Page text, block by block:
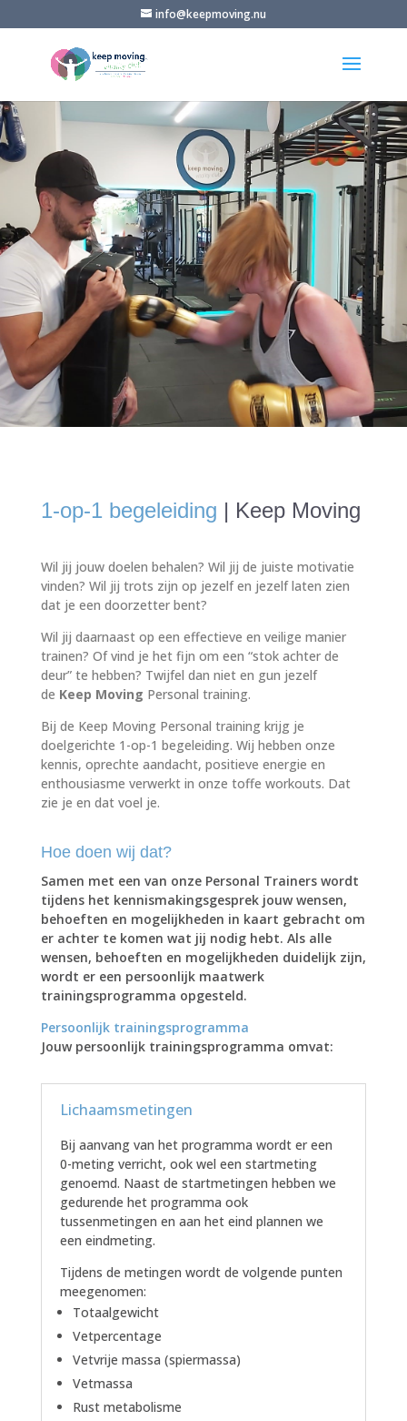
info@keepmoving.nu
1-op-1 begeleiding | Keep Moving
Wil jij jouw doelen behalen? Wil jij de juiste motivatie
vinden? Wil jij trots zijn op jezelf en jezelf laten zien
dat je een doorzetter bent?
Wil jij daarnaast op een effectieve en veilige manier
trainen? Of vind je het fijn om een “stok achter de
deur” te hebben? Twijfel dan niet en gun jezelf
de Keep Moving Personal training.
Bij de Keep Moving Personal training krijg je
doelgerichte 1-op-1 begeleiding. Wij hebben onze
kennis, oprechte aandacht, positieve energie en
enthousiasme verwerkt in onze toffe workouts. Dat
zie je en dat voel je.
Hoe doen wij dat?
Samen met een van onze Personal Trainers wordt
tijdens het kennismakingsgesprek jouw wensen,
behoeften en mogelijkheden in kaart gebracht om
er achter te komen wat jij nodig hebt. Als alle
wensen, behoeften en mogelijkheden duidelijk zijn,
wordt er een persoonlijk maatwerk
trainingsprogramma opgesteld.
Persoonlijk trainingsprogramma
Jouw persoonlijk trainingsprogramma omvat:
Lichaamsmetingen
Bij aanvang van het programma wordt er een
0-meting verricht, ook wel een startmeting
genoemd. Naast de startmetingen hebben we
gedurende het programma ook
tussenmetingen en aan het eind plannen we
een eindmeting.
Tijdens de metingen wordt de volgende punten
meegenomen:
Totaalgewicht
Vetpercentage
Vetvrije massa (spiermassa)
Vetmassa
Rust metabolisme